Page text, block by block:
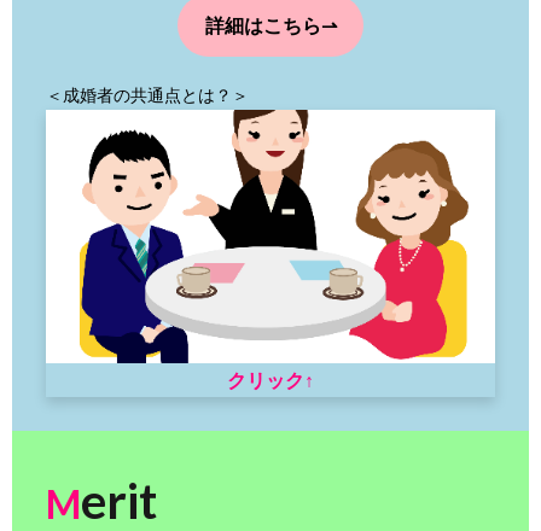
詳細はこちら⇀
＜成婚者の共通点とは？＞
クリック↑
Merit